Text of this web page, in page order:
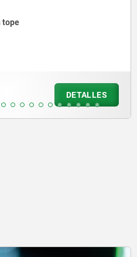
de acero inoxidable con seguro
DETALLES